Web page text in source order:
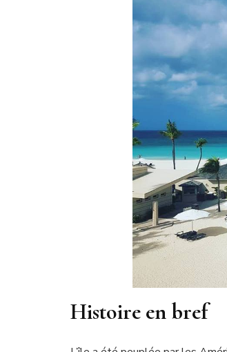
Histoire en bref